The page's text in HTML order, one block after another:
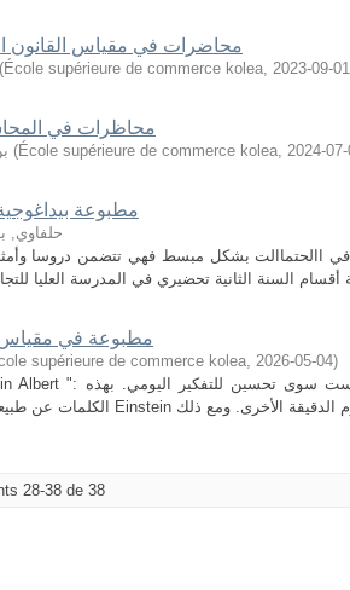
محاضرات في مقياس القانون
(École supérieure de commerce kolea, 2023-09-01
محاظرات في
(École supérieure de commerce kolea, 2024-
مطبوعة
حلفاوي,
في االحتماالت بشكل مبسط فهي تتضمن دروسا
مطبوعة في مقياس
supérieure de commerce kolea, 2026-05-04)
28-38 de 38